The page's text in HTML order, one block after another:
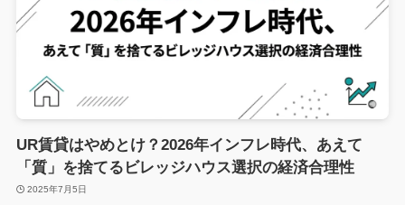
UR賃貸はやめとけ？2026年インフレ時代、あえて
「質」を捨てるビレッジハウス選択の経済合理性
2025年7月5日